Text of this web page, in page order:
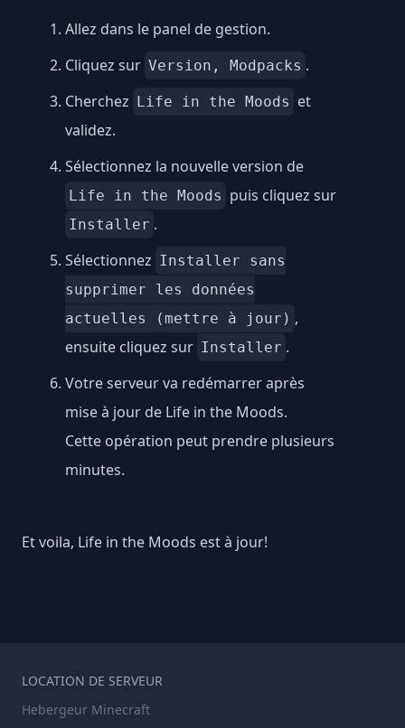
Allez dans le panel de gestion.
Cliquez sur Version, Modpacks .
Cherchez Life in the Moods et
validez.
Sélectionnez la nouvelle version de
Life in the Moods puis cliquez sur
Installer .
Sélectionnez Installer sans
supprimer les données
actuelles (mettre à jour) ,
ensuite cliquez sur Installer .
Votre serveur va redémarrer après
mise à jour de Life in the Moods.
Cette opération peut prendre plusieurs
minutes.
Et voila, Life in the Moods est à jour!
LOCATION DE SERVEUR
Hebergeur Minecraft